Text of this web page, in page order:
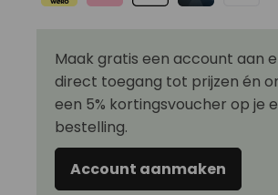
Maak gratis een account aan
direct toegang tot prijzen én
een 5% kortingsvoucher op je
bestelling.
Account aanmaken